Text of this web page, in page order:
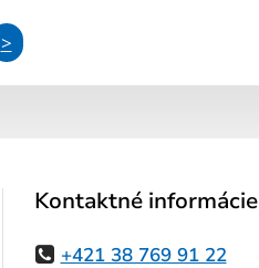
>
Kontaktné informácie
+421 38 769 91 22